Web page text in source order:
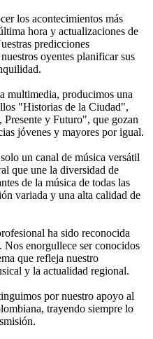
los acontecimientos más
hora y actualizaciones de
predicciones
oyentes planificar sus
multimedia, producimos una
"Historias de la Ciudad",
y Futuro", que gozan
jóvenes y mayores por igual.
un canal de música versátil
que une la diversidad de
de la música de todas las
variada y una alta calidad de
ha sido reconocida
enorgullece ser conocidos
que refleja nuestro
y la actualidad regional.
por nuestro apoyo al
trayendo siempre lo